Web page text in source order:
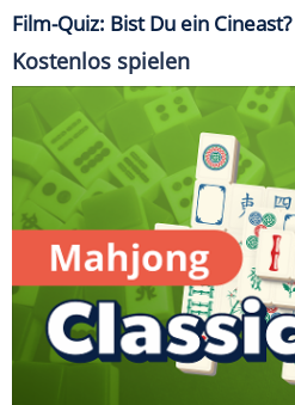
Film-Quiz: Bist Du ein Cineast?
Kostenlos spielen